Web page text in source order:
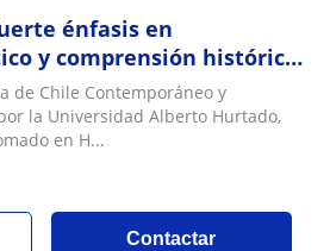
énfasis en
y comprensión histórica
de Chile Contemporáneo y
la Universidad Alberto Hurtado,
en H...
Contactar